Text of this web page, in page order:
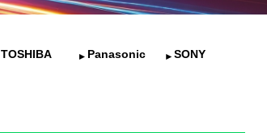
TOSHIBA Panasonic SONY